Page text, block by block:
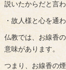
説いたからだと言わ
・故人様と心を通
仏教では、お線香
意味があります。
つまり、お線香の